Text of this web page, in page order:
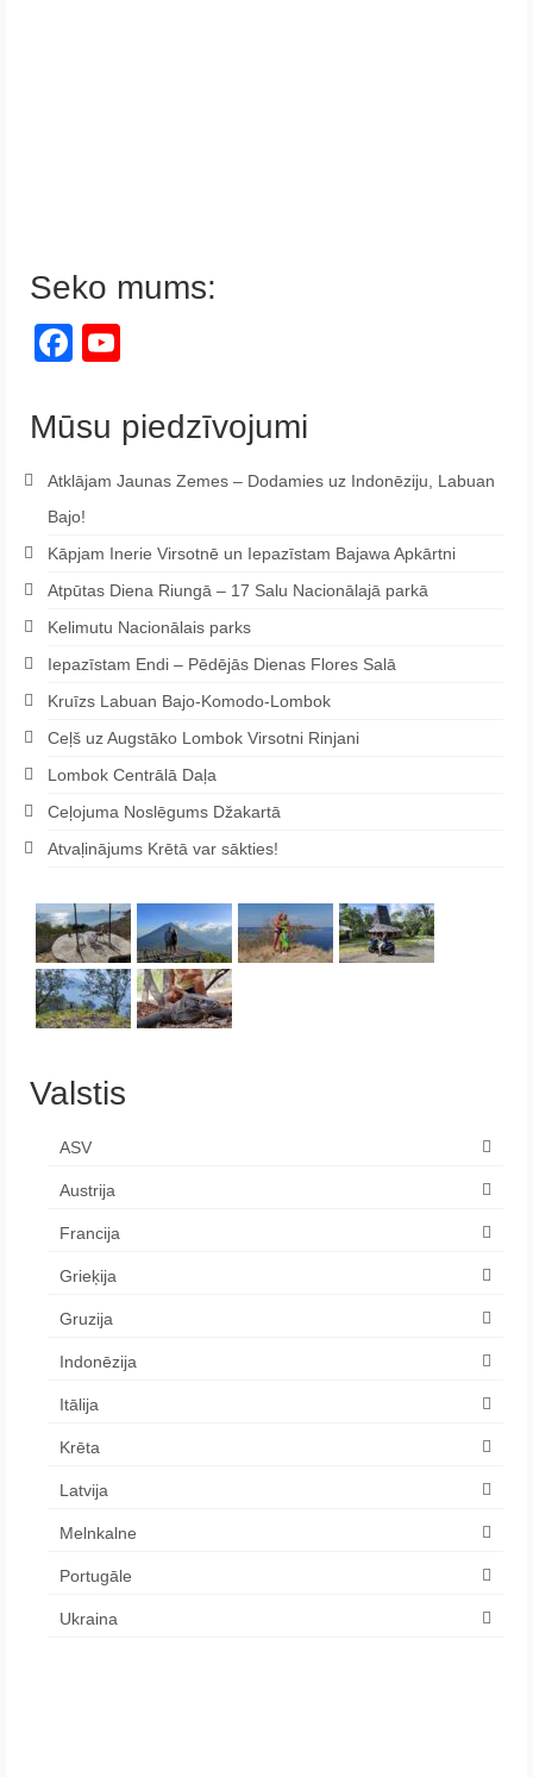
Seko mums:
Facebook
Mūsu piedzīvojumi
Atklājam Jaunas Zemes – Dodamies uz Indonēziju, Labuan
Bajo!
Kāpjam Inerie Virsotnē un Iepazīstam Bajawa Apkārtni
Atpūtas Diena Riungā – 17 Salu Nacionālajā parkā
Kelimutu Nacionālais parks
Iepazīstam Endi – Pēdējās Dienas Flores Salā
Kruīzs Labuan Bajo-Komodo-Lombok
Ceļš uz Augstāko Lombok Virsotni Rinjani
Lombok Centrālā Daļa
Ceļojuma Noslēgums Džakartā
Atvaļinājums Krētā var sākties!
Valstis
ASV
Austrija
Francija
Grieķija
Gruzija
Indonēzija
Itālija
Krēta
Latvija
Melnkalne
Portugāle
Ukraina